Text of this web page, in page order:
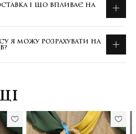
І ЩО ВПЛИВАЄ НА
Я МОЖУ РОЗРАХУВАТИ НА